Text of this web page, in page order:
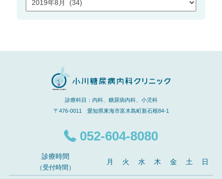
診療科目：内科、糖尿病内科、小児科
〒476-0011 愛知県東海市富木島町新石根84-1
052-604-8080
診療時間
（受付時間）
月 火 水 木 金 土 日